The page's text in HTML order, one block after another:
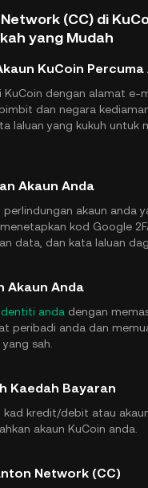
(CC) di
yang Mudah
KuCoin Percuma
KuCoin dengan alamat e-
dan negara
laluan yang kukuh untuk
Akaun Anda
perlindungan akaun anda
kod Google
data, dan kata laluan
Akaun Anda
anda dengan
peribadi anda dan
sah.
Kaedah Bayaran
kad kredit/debit atau
akaun KuCoin anda.
Network (CC)